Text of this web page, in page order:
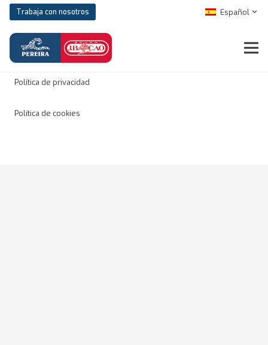
Trabaja con nosotros Español
Aviso legal
Política de privacidad
Política de cookies